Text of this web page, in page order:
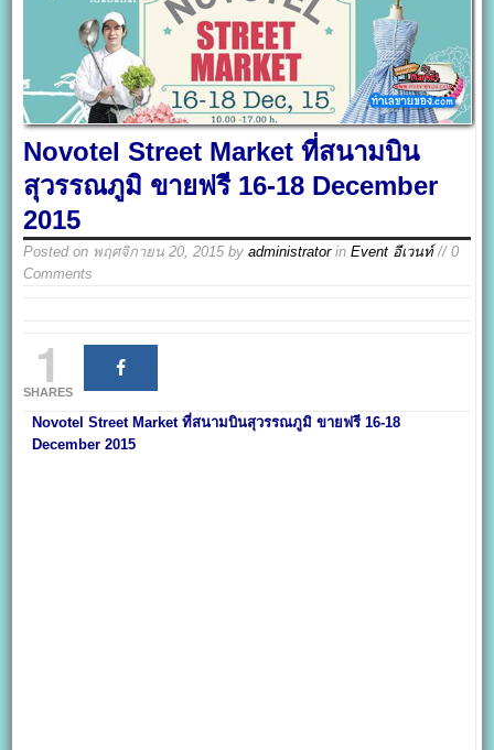
Novotel Street Market ที่สนามบิน
สุวรรณภูมิ ขายฟรี 16-18 December
2015
Posted on พฤศจิกายน 20, 2015 byadministratorinEvent อีเวนท์// 0
Comments
1
SHARES
Novotel Street Market ที่สนามบินสุวรรณภูมิ ขายฟรี 16-18
December 2015